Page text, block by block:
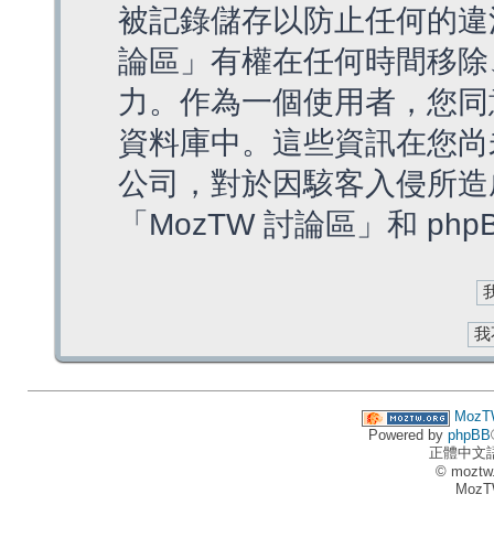
被記錄儲存以防止任何的
論區」有權在任何時間移
力。作為一個使用者，您
資料庫中。這些資訊在您
公司，對於因駭客入侵所
「MozTW 討論區」和
Powered by phpBB
正體中文
©